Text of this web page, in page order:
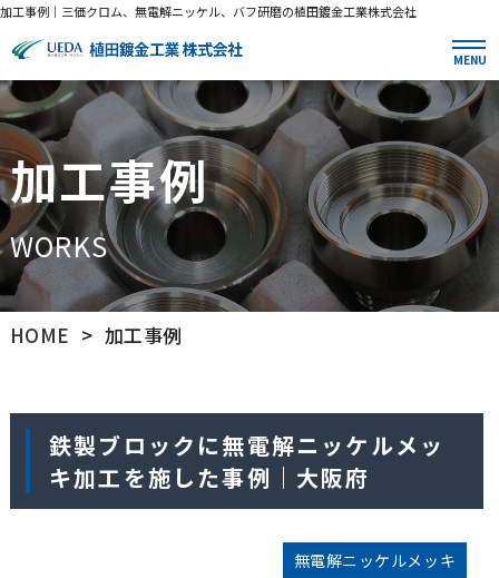
加工事例｜三価クロム、無電解ニッケル、バフ研磨の植田鍍金工業株式会社
MENU
加工事例
WORKS
HOME 加工事例
鉄製ブロックに無電解ニッケルメッ
キ加工を施した事例｜大阪府
無電解ニッケルメッキ